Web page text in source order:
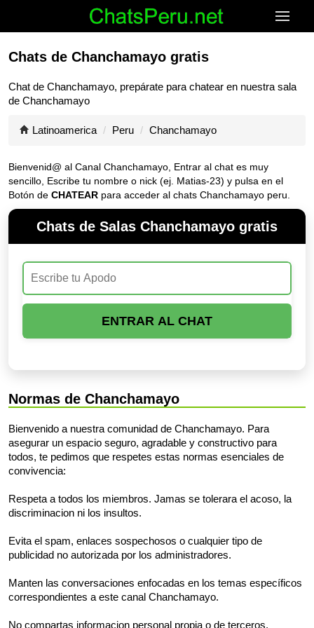
Chats de Chanchamayo gratis
Chat de Chanchamayo, prepárate para chatear en nuestra sala
de Chanchamayo
Latinoamerica Peru Chanchamayo
Bienvenid@ al Canal Chanchamayo , Entrar al chat es muy
sencillo, Escribe tu nombre o nick (ej. Matias-23) y pulsa en el
Botón de CHATEAR para acceder al chats Chanchamayo peru.
Chats de Salas Chanchamayo gratis
ENTRAR AL CHAT
Normas de Chanchamayo
Bienvenido a nuestra comunidad de Chanchamayo. Para
asegurar un espacio seguro, agradable y constructivo para
todos, te pedimos que respetes estas normas esenciales de
convivencia:
Respeta a todos los miembros. Jamas se tolerara el acoso, la
discriminacion ni los insultos.
Evita el spam, enlaces sospechosos o cualquier tipo de
publicidad no autorizada por los administradores.
Manten las conversaciones enfocadas en los temas específicos
correspondientes a este canal Chanchamayo.
No compartas informacion personal propia o de terceros.